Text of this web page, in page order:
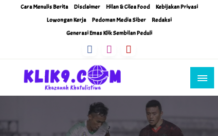
Cara Menulis Berita Disclaimer Hilan & Cilea Food
Kebijakan Privasi
Lowongan Kerja
Pedoman Media Siber
Redaksi
Generasi Emas Klik Sembilan Peduli
Klik9Nine
Khazanah Khatulistiwa